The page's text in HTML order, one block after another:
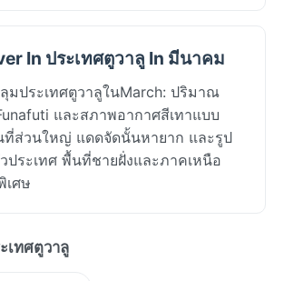
In ประเทศตูวาลู In มีนาคม
มประเทศตูวาลูในMarch: ปริมาณ
และสภาพอากาศสีเทาแบบ
ที่ส่วนใหญ่ แดดจัดนั้นหายาก และรูป
ประเทศ พื้นที่ชายฝั่งและภาคเหนือ
เศษ
เทศตูวาลู